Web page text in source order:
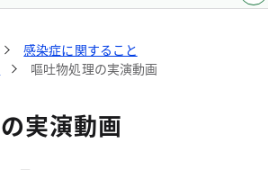
感染症に関すること
嘔吐物処理の実演動画
実演動画